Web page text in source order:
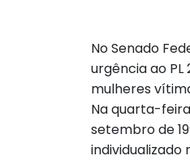
No Senado
urgência ao PL
mulheres
Na quarta-
setembro de
individualizado